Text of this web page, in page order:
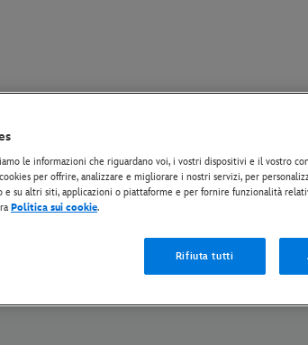
opposizione al data mining
The Walt Disney Company
© Disney and its related entities. Tutti i Diritti Riservati.
le informazioni che riguardano voi, i vostri dispositivi e il vostro
per offrire, analizzare e migliorare i nostri servizi, per
e su altri siti, applicazioni o piattaforme e per fornire funzionalità
Politica sui cookie.
Rifiuta tutti